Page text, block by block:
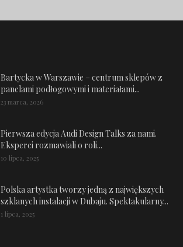
Bartycka w Warszawie – centrum sklepów z
panelami podłogowymi i materiałami...
23 marca, 2026
Pierwsza edycja Audi Design Talks za nami.
Eksperci rozmawiali o roli...
10 lipca, 2025
Polska artystka tworzy jedną z największych
szklanych instalacji w Dubaju. Spektakularny...
1 lipca, 2025